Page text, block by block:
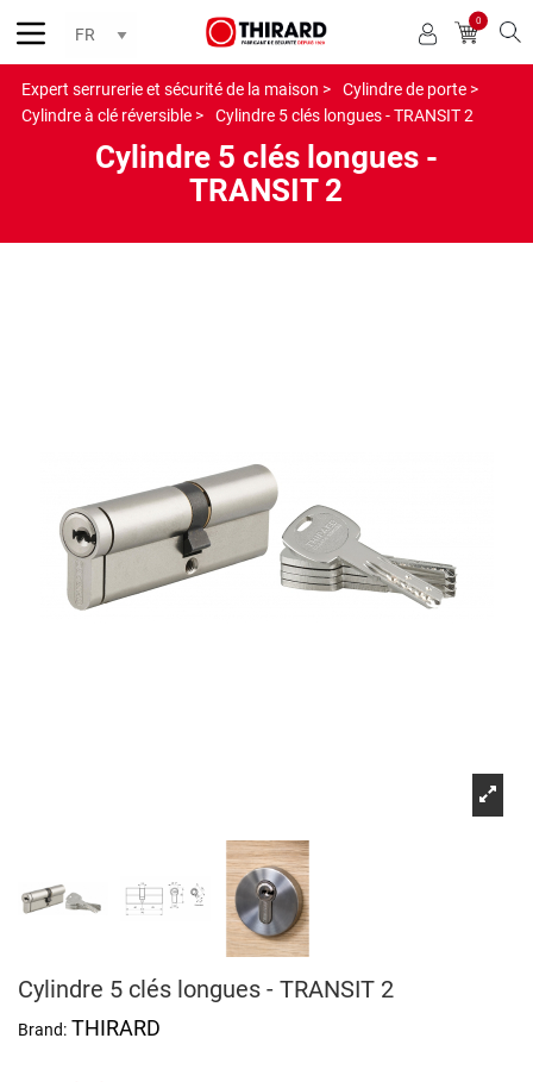
0
Expert serrurerie et sécurité de la maison >
Cylindre de porte >
Cylindre à clé réversible >
Cylindre 5 clés longues - TRANSIT 2
Cylindre 5 clés longues -
TRANSIT 2
Cylindre 5 clés longues - TRANSIT 2
Brand: THIRARD